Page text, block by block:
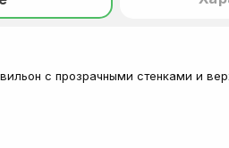
с прозрачными стенками и